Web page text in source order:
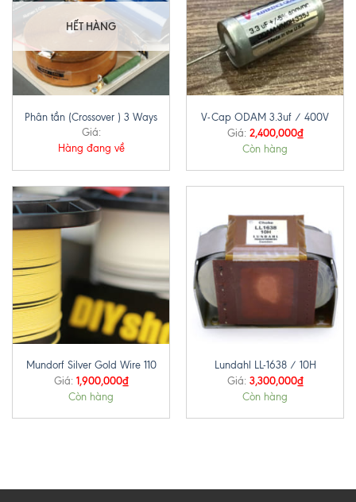
HẾT HÀNG
Phân tần (Crossover ) 3 Ways
Giá:
Hàng đang về
V-Cap ODAM 3.3uf / 400V
Giá: 2,400,000₫
Còn hàng
Mundorf Silver Gold Wire 110
Giá: 1,900,000₫
Còn hàng
Lundahl LL-1638 / 10H
Giá: 3,300,000₫
Còn hàng